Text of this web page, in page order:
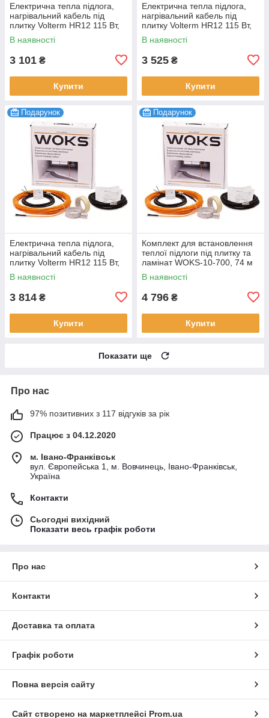
Електрична тепла підлога,
нагрівальний кабель під
плитку Volterm HR12 115 Вт,
9,5 м
В наявності
3 101 ₴
Купити
Електрична тепла підлога,
нагрівальний кабель під
плитку Volterm HR12 115 Вт,
9,5 м
В наявності
3 525 ₴
Купити
Подарунок
Електрична тепла підлога,
нагрівальний кабель під
плитку Volterm HR12 115 Вт,
9,5 м
В наявності
3 814 ₴
Купити
Подарунок
Комплект для встановлення
теплої підлоги під плитку та
ламінат WOKS-10-700, 74 м
В наявності
4 796 ₴
Купити
Показати ще
Про нас
97% позитивних з 117 відгуків за рік
Працює з 04.12.2020
м. Івано-Франківськ
вул. Європейська 1, м. Вовчинець, Івано-Франківськ,
Україна
Контакти
Сьогодні вихідний
Показати весь графік роботи
Про нас
Контакти
Доставка та оплата
Графік роботи
Повна версія сайту
Сайт створено на маркетплейсі Prom.ua